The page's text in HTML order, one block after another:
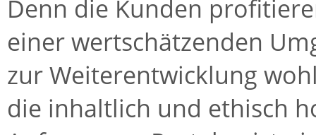
Denn die Kunden
einer wertschätzenden
zur Weiterentwicklung
die inhaltlich und ethisch